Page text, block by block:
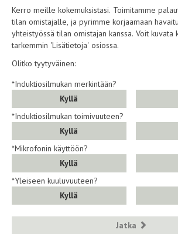
Kerro meille kokemuksistasi. Toimitamme
tilan omistajalle, ja pyrimme korjaamaan havaitut ongelmat
yhteistyössä tilan omistajan kanssa. Voit kuvata
tarkemmin 'Lisätietoja' osiossa.
Olitko tyytyväinen:
*Induktiosilmukan merkintään?
Kyllä
*Induktiosilmukan toimivuuteen?
Kyllä
*Mikrofonin käyttöön?
Kyllä
*Yleiseen kuuluvuuteen?
Kyllä
Jatka